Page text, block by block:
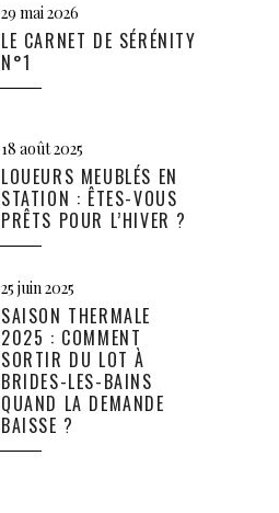
29 mai 2026
LE CARNET DE SÉRÉNITY
N°1
18 août 2025
LOUEURS MEUBLÉS EN
STATION : ÊTES-VOUS
PRÊTS POUR L’HIVER ?
25 juin 2025
SAISON THERMALE
2025 : COMMENT
SORTIR DU LOT À
BRIDES-LES-BAINS
QUAND LA DEMANDE
BAISSE ?